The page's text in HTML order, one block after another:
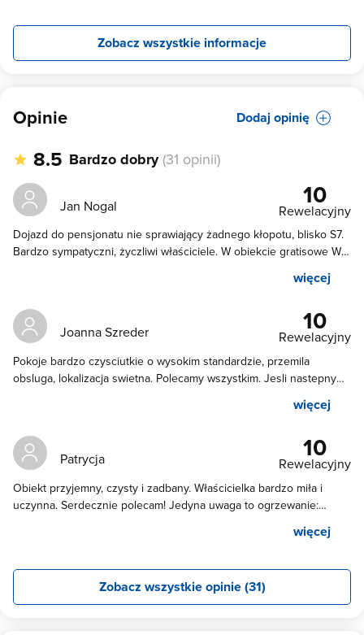
Zobacz wszystkie informacje
Opinie Dodaj opinię
8.5 Bardzo dobry (31 opinii)
Jan Nogal 10
Rewelacyjny
Dojazd do pensjonatu nie sprawiający żadnego kłopotu, blisko S7.
Bardzo sympatyczni, życzliwi właściciele. W obiekcie gratisowe Wi-
dyspozycji lodówka, mikrofala i wszystko do przyrządzenia i
pobliżu stacja paliw, kaufland, lidl etc. W kilka minut do uroczego
historycznego centrum. polecamy
więcej
Joanna Szreder 10
Rewelacyjny
Pokoje bardzo czysciutkie o wysokim standardzie, przemila
obsluga, lokalizacja swietna. Polecamy wszystkim. Jesli nastepnym
więcej
Patrycja 10
Rewelacyjny
Obiekt przyjemny, czysty i zadbany. Właścicielka bardzo miła i
uczynna. Serdecznie polecam! Jedyna uwaga to ogrzewanie:
więcej
Zobacz wszystkie opinie (31)